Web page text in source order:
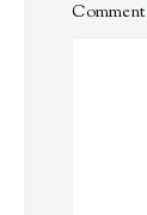
Comment